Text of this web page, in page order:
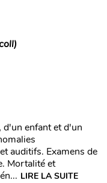
enfant et d'un
auditifs. Examens de
Mortalité et
LIRE LA SUITE